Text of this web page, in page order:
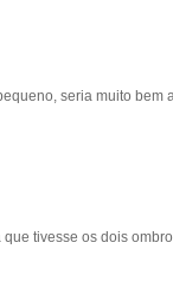
seria muito bem
tivesse os dois